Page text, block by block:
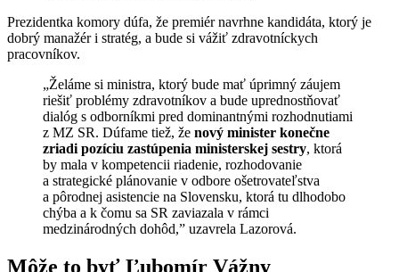
Prezidentka komory dúfa, že premiér navrhne kandidáta, ktorý je
dobrý manažér i stratég, a bude si vážiť zdravotníckych
pracovníkov.
„Želáme si ministra, ktorý bude mať úprimný záujem
riešiť problémy zdravotníkov a bude uprednostňovať
dialóg s odborníkmi pred dominantnými rozhodnutiami
z MZ SR. Dúfame tiež, že nový minister konečne
zriadi pozíciu zastúpenia ministerskej sestry, ktorá
by mala v kompetencii riadenie, rozhodovanie
a strategické plánovanie v odbore ošetrovateľstva
a pôrodnej asistencie na Slovensku, ktorá tu dlhodobo
chýba a k čomu sa SR zaviazala v rámci
medzinárodných dohôd,” uzavrela Lazorová.
Môže to byť Ľubomír Vážny